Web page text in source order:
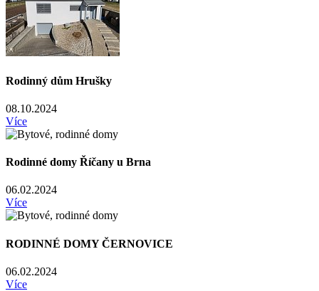
Rodinný dům Hrušky
08.10.2024
Více
Rodinné domy Říčany u Brna
06.02.2024
Více
RODINNÉ DOMY ČERNOVICE
06.02.2024
Více